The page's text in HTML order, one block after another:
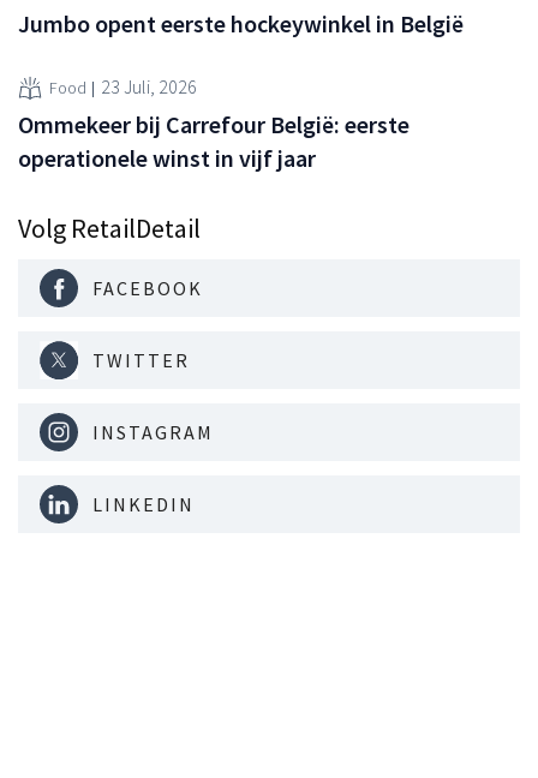
Jumbo opent eerste hockeywinkel in België
Food 23 Juli, 2026
Ommekeer bij Carrefour België: eerste
operationele winst in vijf jaar
Volg RetailDetail
FACEBOOK
TWITTER
INSTAGRAM
LINKEDIN